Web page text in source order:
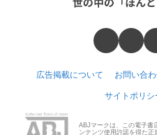
広告掲載について お問い合
サイトポリシ
ABJマークは、この電子書
ンテンツ使用許諾を得た